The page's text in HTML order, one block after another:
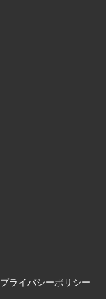
プライバシーポリシー